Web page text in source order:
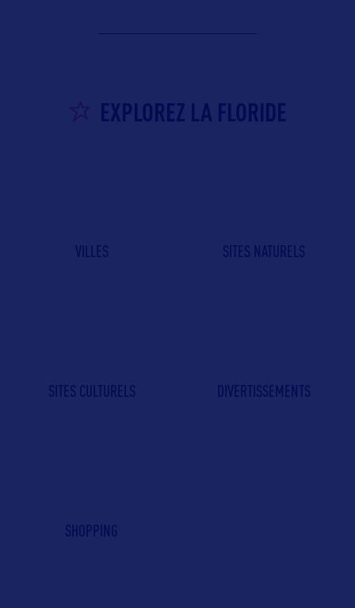
EXPLOREZ LA FLORIDE
VILLES SITES NATURELS
SITES CULTURELS DIVERTISSEMENTS
SHOPPING